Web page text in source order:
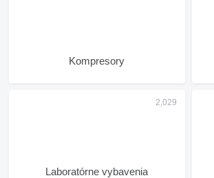
Kompresory
Laboratórne vybavenia